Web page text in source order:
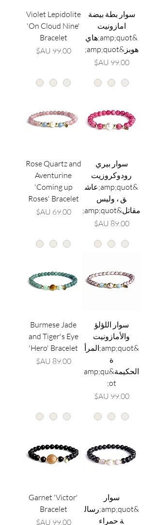
سوار بطة بيضة
امازونيت
&amp;quot;هاي
هوبز&amp;quot;
السعر‏99.00 AU$
Violet Lepidolite
'On Cloud Nine'
Bracelet
السعر‏99.00 AU$
سوار بيري
رودوكروزيت
&amp;quot;عاش
ق ، وليس
مقاتل&amp;quot;
السعر‏89.00 AU$
Rose Quartz and
Aventurine
'Coming up
Roses' Bracelet
السعر‏69.00 AU$
سوار اللؤلؤ
والأمازونيت
&amp;quot;المرأ
ة
الحكيمة&amp;qu
ot;
السعر‏99.00 AU$
Burmese Jade
and Tiger's Eye
'Hero' Bracelet
السعر‏89.00 AU$
سوار
&amp;quot;رسال
ة حمراء
Garnet 'Victor'
Bracelet
السعر‏99.00 AU$